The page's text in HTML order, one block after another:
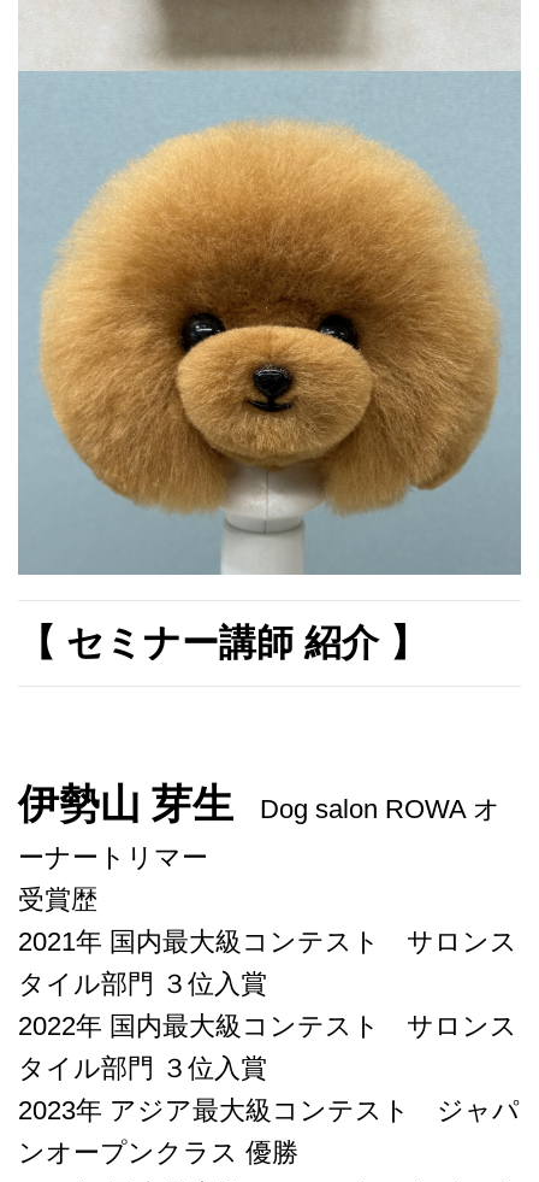
【 セミナー講師 紹介 】
伊勢山 芽生
Dog salon ROWA オ
ーナートリマー
受賞歴
2021年 国内最大級コンテスト サロンス
タイル部門 ３位入賞
2022年 国内最大級コンテスト サロンス
タイル部門 ３位入賞
2023年 アジア最大級コンテスト ジャパ
ンオープンクラス 優勝